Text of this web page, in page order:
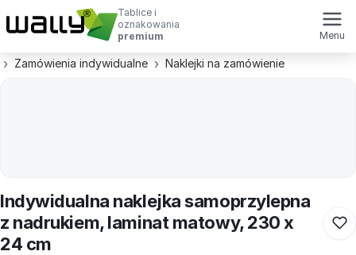
Tablice i
oznakowania
premium
Menu
Zamówienia indywidualne Naklejki na zamówienie
Indywidualna naklejka samoprzylepna
z nadrukiem, laminat matowy, 230 x
24 cm